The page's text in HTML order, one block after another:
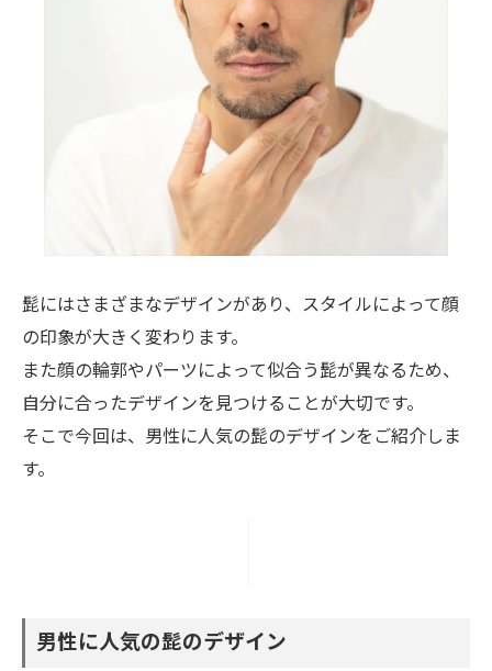
髭にはさまざまなデザインがあり、スタイルによって顔
の印象が大きく変わります。
また顔の輪郭やパーツによって似合う髭が異なるため、
自分に合ったデザインを見つけることが大切です。
そこで今回は、男性に人気の髭のデザインをご紹介しま
す。
男性に人気の髭のデザイン